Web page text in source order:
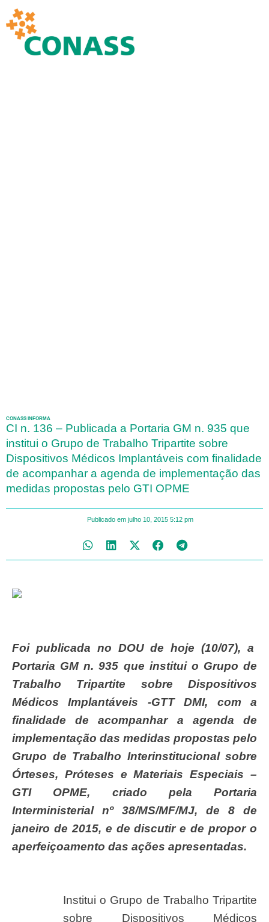
CONASS INFORMA
CI n. 136 – Publicada a Portaria GM n. 935 que
institui o Grupo de Trabalho Tripartite sobre
Dispositivos Médicos Implantáveis com finalidade
de acompanhar a agenda de implementação das
medidas propostas pelo GTI OPME
Publicado em julho 10, 2015 5:12 pm
Foi publicada no DOU de hoje (10/07), a
Portaria GM n. 935 que institui o Grupo de
Trabalho Tripartite sobre Dispositivos
Médicos Implantáveis -GTT DMI, com a
finalidade de acompanhar a agenda de
implementação das medidas propostas pelo
Grupo de Trabalho Interinstitucional sobre
Órteses, Próteses e Materiais Especiais –
GTI OPME, criado pela Portaria
Interministerial nº 38/MS/MF/MJ, de 8 de
janeiro de 2015, e de discutir e de propor o
aperfeiçoamento das ações apresentadas.
Institui o Grupo de Trabalho Tripartite
sobre Dispositivos Médicos